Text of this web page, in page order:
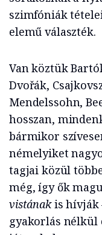
szimfóniák
elemű választék.
Van köztük
Dvořák,
Mendelssohn,
hosszan,
bármikor
némelyiket
tagjai közül
még, így ők
vistánakis hívják
gyakorlás nélkül